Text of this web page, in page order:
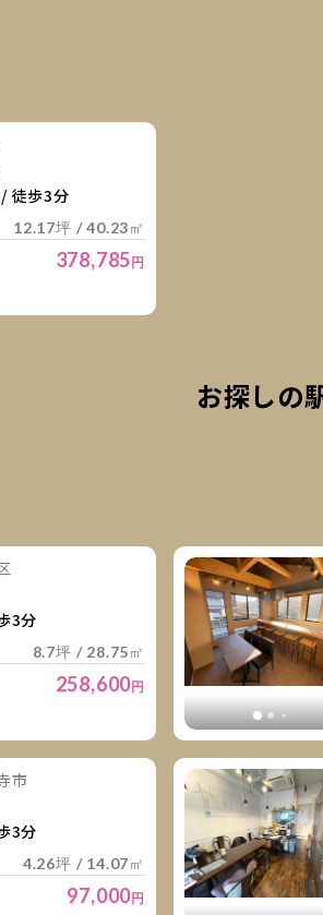
徒歩3分
12.17坪 / 40.23㎡
378,785円
お探しの
詳細を見
3分
8.7坪 / 28.75㎡
258,600円
詳細を見る
詳細を見
市
3分
4.26坪 / 14.07㎡
97,000円
詳細を見る